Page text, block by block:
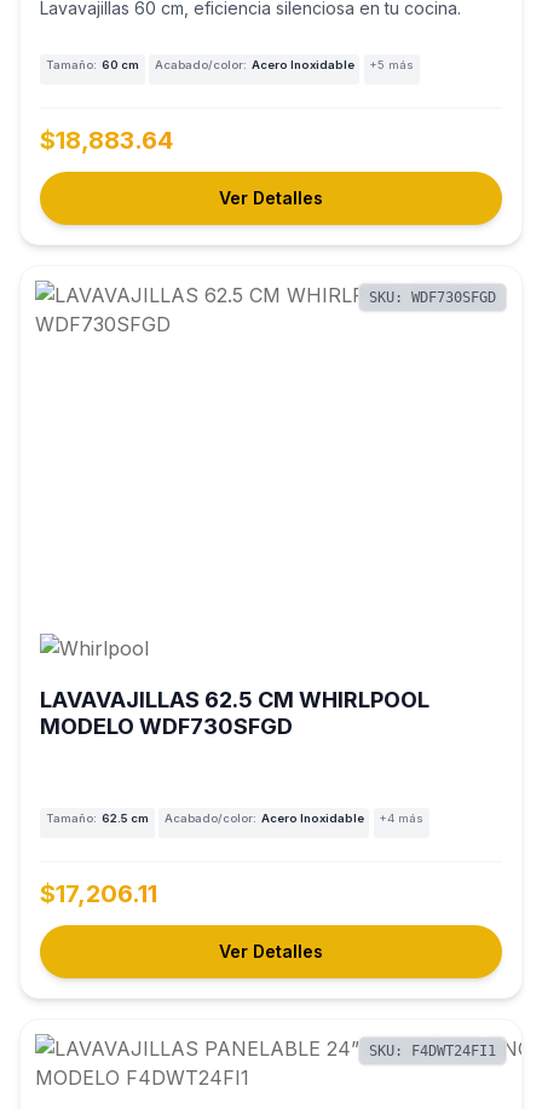
Lavavajillas 60 cm, eficiencia silenciosa en tu cocina.
Tamaño: 60 cm Acabado/color: Acero Inoxidable +5 más
$18,883.64
Ver Detalles
SKU: WDF730SFGD
LAVAVAJILLAS 62.5 CM WHIRLPOOL
MODELO WDF730SFGD
Tamaño: 62.5 cm Acabado/color: Acero Inoxidable +4 más
$17,206.11
Ver Detalles
SKU: F4DWT24FI1